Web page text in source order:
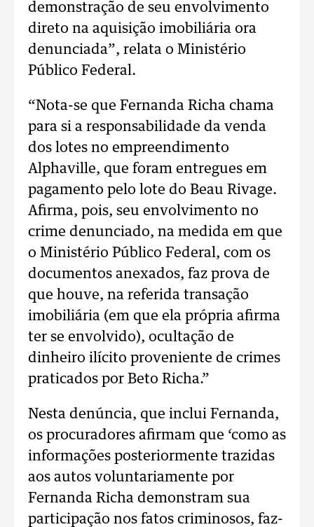
demonstração de seu envolvimento
direto na aquisição imobiliária ora
denunciada”, relata o Ministério
Público Federal.
“Nota-se que Fernanda Richa chama
para si a responsabilidade da venda
dos lotes no empreendimento
Alphaville, que foram entregues em
pagamento pelo lote do Beau Rivage.
Afirma, pois, seu envolvimento no
crime denunciado, na medida em que
o Ministério Público Federal, com os
documentos anexados, faz prova de
que houve, na referida transação
imobiliária (em que ela própria afirma
ter se envolvido), ocultação de
dinheiro ilícito proveniente de crimes
praticados por Beto Richa.”
Nesta denúncia, que inclui Fernanda,
os procuradores afirmam que ‘como as
informações posteriormente trazidas
aos autos voluntariamente por
Fernanda Richa demonstram sua
participação nos fatos criminosos, faz-